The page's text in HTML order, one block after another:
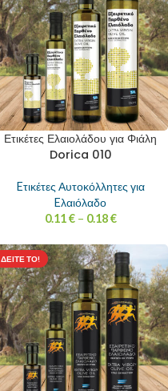
Ετικέτες Ελαιολάδου για Φιάλη
Dorica 010
Eτικέτες Αυτοκόλλητες για
Eλαιόλαδο
0.11€ – 0.18€
ΔΕΊΤΕ ΤΟ!